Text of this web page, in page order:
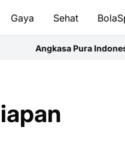
Gaya Sehat
Indonesia Bandara